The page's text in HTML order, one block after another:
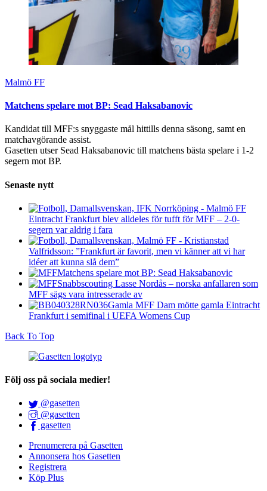
Malmö FF
Matchens spelare mot BP: Sead Haksabanovic
Kandidat till MFF:s snyggaste mål hittills denna säsong, samt en
matchavgörande assist.
Gasetten utser Sead Haksabanovic till matchens bästa spelare i 1-2
segern mot BP.
Senaste nytt
Eintracht Frankfurt blev alldeles för tufft för MFF – 2-0-
segern var aldrig i fara
Valfridsson: ”Frankfurt är favorit, men vi känner att vi har
idéer att kunna slå dem”
Matchens spelare mot BP: Sead Haksabanovic
Snabbscouting Lasse Nordås – norska anfallaren som
MFF sägs vara intresserade av
Gamla MFF Dam mötte gamla Eintracht
Frankfurt i semifinal i UEFA Womens Cup
Back To Top
Följ oss på sociala medier!
@gasetten
@gasetten
gasetten
Prenumerera på Gasetten
Annonsera hos Gasetten
Registrera
Köp Plus